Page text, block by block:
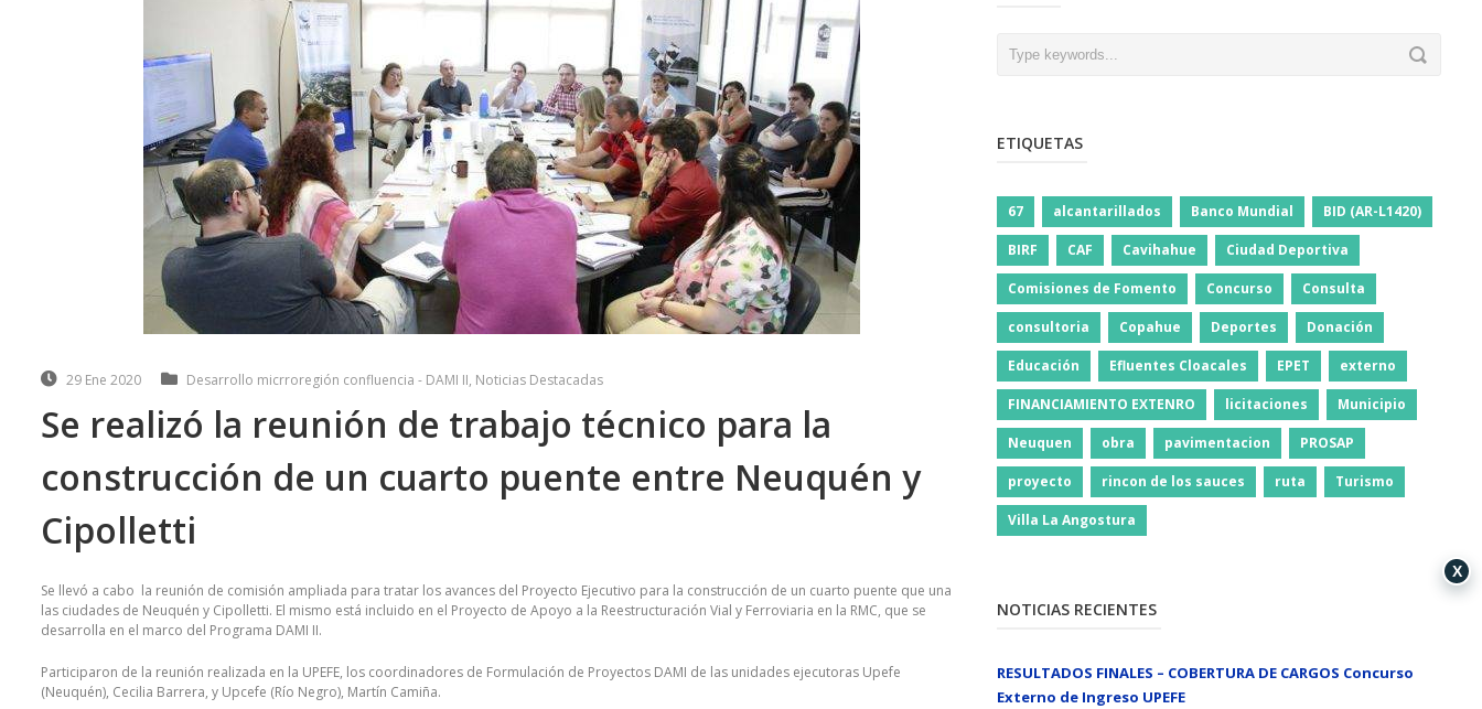
29 Ene 2020 Desarrollo micrroregión confluencia - DAMI II, Noticias Destacadas
Se realizó la reunión de trabajo técnico para la
construcción de un cuarto puente entre Neuquén y
Cipolletti
Se llevó a cabo la reunión de comisión ampliada para tratar los avances del Proyecto Ejecutivo para la construcción de un cuarto puente que una
las ciudades de Neuquén y Cipolletti. El mismo está incluido en el Proyecto de Apoyo a la Reestructuración Vial y Ferroviaria en la RMC, que se
desarrolla en el marco del Programa DAMI II.
Participaron de la reunión realizada en la UPEFE, los coordinadores de Formulación de Proyectos DAMI de las unidades ejecutoras Upefe
(Neuquén), Cecilia Barrera, y Upcefe (Río Negro), Martín Camiña.
ETIQUETAS
67 alcantarillados Banco Mundial BID (AR-L1420)
BIRF CAF Cavihahue Ciudad Deportiva
Comisiones de Fomento Concurso Consulta
consultoria Copahue Deportes Donación
Educación Efluentes Cloacales EPET externo
FINANCIAMIENTO EXTENRO licitaciones Municipio
Neuquen obra pavimentacion PROSAP
proyecto rincon de los sauces ruta Turismo
Villa La Angostura
NOTICIAS RECIENTES
RESULTADOS FINALES – COBERTURA DE CARGOS Concurso
Externo de Ingreso UPEFE
X